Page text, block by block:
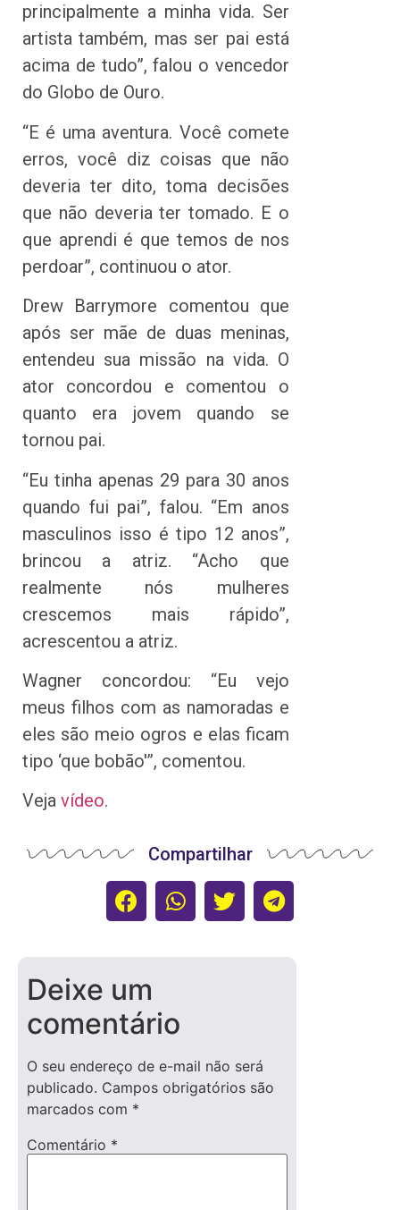
principalmente a minha vida. Ser
artista também, mas ser pai está
acima de tudo”, falou o vencedor
do Globo de Ouro.
“E é uma aventura. Você comete
erros, você diz coisas que não
deveria ter dito, toma decisões
que não deveria ter tomado. E o
que aprendi é que temos de nos
perdoar”, continuou o ator.
Drew Barrymore comentou que
após ser mãe de duas meninas,
entendeu sua missão na vida. O
ator concordou e comentou o
quanto era jovem quando se
tornou pai.
“Eu tinha apenas 29 para 30 anos
quando fui pai”, falou. “Em anos
masculinos isso é tipo 12 anos”,
brincou a atriz. “Acho que
realmente nós mulheres
crescemos mais rápido”,
acrescentou a atriz.
Wagner concordou: “Eu vejo
meus filhos com as namoradas e
eles são meio ogros e elas ficam
tipo ‘que bobão'”, comentou.
Veja vídeo.
Compartilhar
Deixe um
comentário
O seu endereço de e-mail não será
publicado. Campos obrigatórios são
marcados com *
Comentário *